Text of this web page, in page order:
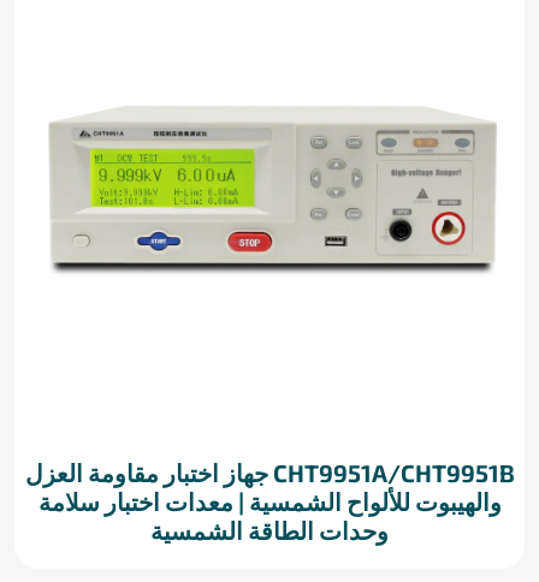
CHT9951A/CHT9951B جهاز اختبار مقاومة العزل
والهيبوت للألواح الشمسية | معدات اختبار سلامة
وحدات الطاقة الشمسية